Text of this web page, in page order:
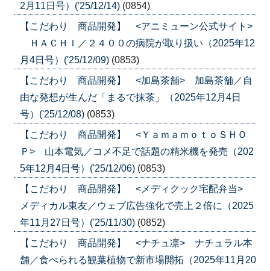
2月11日号）('25/12/14) (0854)
【こだわり 商品開発】 <アニミューン公式サイト>
ＨＡＣＨＩ／２４００の病院が取り扱い（2025年12
月4日号）('25/12/09) (0853)
【こだわり 商品開発】 <加島茶舗> 加島茶舗／自
由な発想が生んだ「まるで抹茶」（2025年12月4日
号）('25/12/08) (0853)
【こだわり 商品開発】 <ＹａｍａｍｏｔｏＳＨＯ
Ｐ> 山本電気／コメ不足で話題の精米機を発売（202
5年12月4日号）('25/12/06) (0853)
【こだわり 商品開発】 <メディクック宅配弁当>
メディカル東友／ウェブ広告強化で売上２倍に（2025
年11月27日号）('25/11/30) (0852)
【こだわり 商品開発】 <ナチュ凛> ナチュラル本
舗／食べられる観葉植物で新市場開拓（2025年11月20